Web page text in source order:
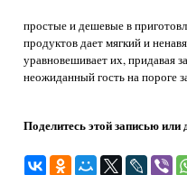
простые и дешевые в
продуктов дает мягкий и
уравновешивает их, придавая
неожиданный гость на пороге
Поделитесь этой записью или